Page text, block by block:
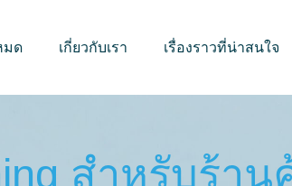
มด เกี่ยวกับเรา เรื่องราวที่น่าสนใจ
สำหรับร้าน